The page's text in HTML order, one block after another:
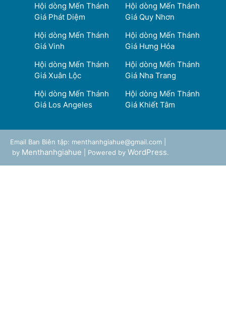
Hội dòng Mến Thánh
Giá Phát Diệm
Hội dòng Mến Thánh
Giá Quy Nhơn
Hội dòng Mến Thánh
Giá Vinh
Hội dòng Mến Thánh
Giá Hưng Hóa
Hội dòng Mến Thánh
Giá Xuân Lộc
Hội dòng Mến Thánh
Giá Nha Trang
Hội dòng Mến Thánh
Giá Los Angeles
Hội dòng Mến Thánh
Giá Khiết Tâm
Email Ban Biên tập: menthanhgiahue@gmail.com |
by Menthanhgiahue | Powered by WordPress.